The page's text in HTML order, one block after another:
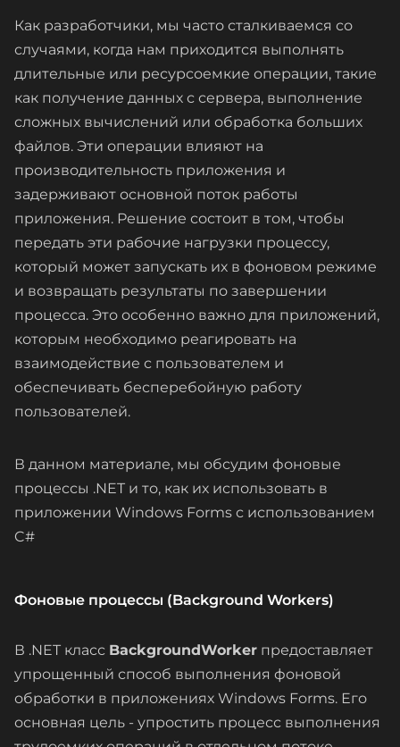
Как разработчики, мы часто сталкиваемся со
случаями, когда нам приходится выполнять
длительные или ресурсоемкие операции, такие
как получение данных с сервера, выполнение
сложных вычислений или обработка больших
файлов. Эти операции влияют на
производительность приложения и
задерживают основной поток работы
приложения. Решение состоит в том, чтобы
передать эти рабочие нагрузки процессу,
который может запускать их в фоновом режиме
и возвращать результаты по завершении
процесса. Это особенно важно для приложений,
которым необходимо реагировать на
взаимодействие с пользователем и
обеспечивать бесперебойную работу
пользователей.
В данном материале, мы обсудим фоновые
процессы .NET и то, как их использовать в
приложении Windows Forms с использованием
C#
Фоновые процессы (Background Workers)
В .NET класс BackgroundWorker предоставляет
упрощенный способ выполнения фоновой
обработки в приложениях Windows Forms. Его
основная цель - упростить процесс выполнения